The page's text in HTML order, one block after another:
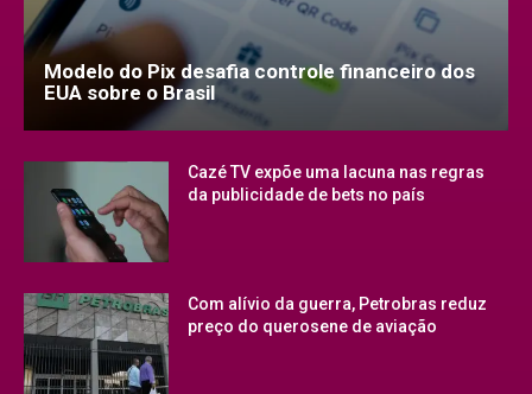
Modelo do Pix desafia controle financeiro dos
EUA sobre o Brasil
Cazé TV expõe uma lacuna nas regras
da publicidade de bets no país
Com alívio da guerra, Petrobras reduz
preço do querosene de aviação